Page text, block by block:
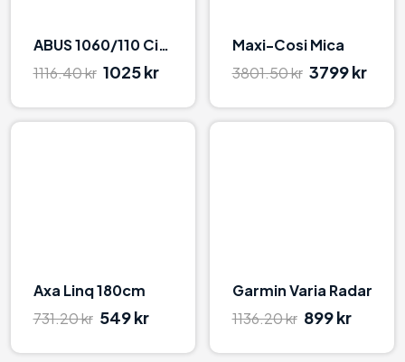
ABUS 1060/110 CityChain X-Plus
1116.40 kr 1025 kr
Maxi-Cosi Mica
3801.50 kr 3799 kr
Axa Linq 180cm
731.20 kr 549 kr
Garmin Varia Radar
1136.20 kr 899 kr